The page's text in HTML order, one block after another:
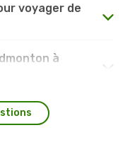
voyager de
à